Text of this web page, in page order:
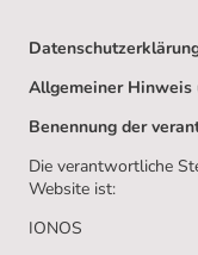
Allgemeiner
Benennung der
Die verantwortliche
Website ist:
IONOS